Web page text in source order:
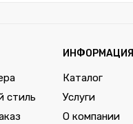
стиль
ИНФОРМАЦИЯ
Каталог
Услуги
О компании